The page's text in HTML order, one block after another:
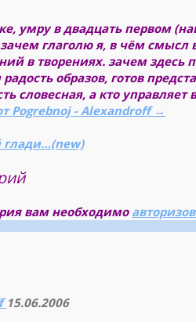
умру в двадцать первом
зачем глаголю я, в чём
в творениях. зачем
образов, готов
словесная, а кто
Pogrebnoj - Alexandroff→
глади…(new)
вам необходимо
15.06.2006